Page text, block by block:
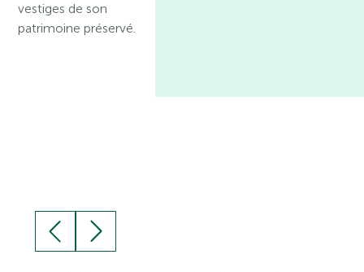
vestiges de son
patrimoine préservé.